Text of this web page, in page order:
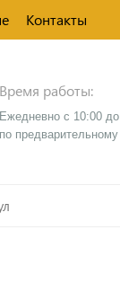
Контакты
Время работы:
Ежедневно с 10:00
​по предварительному